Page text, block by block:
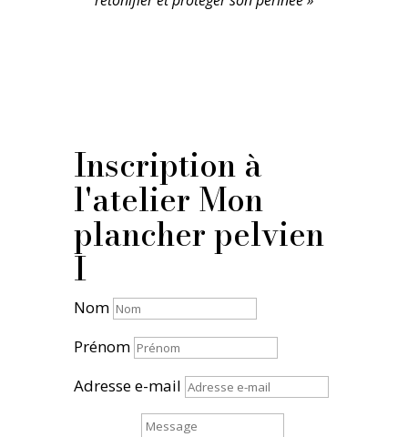
Inscription à
l'atelier Mon
plancher pelvien
I
Nom
Prénom
Adresse e-mail